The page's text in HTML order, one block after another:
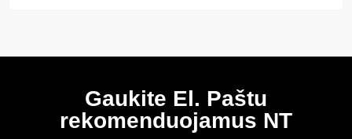
Gaukite El. Paštu
rekomenduojamus NT